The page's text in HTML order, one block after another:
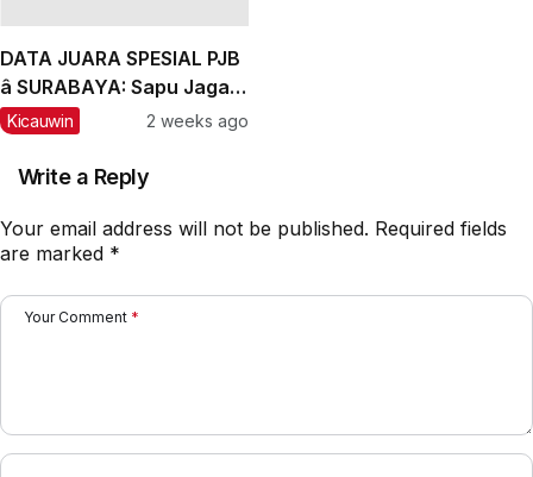
DATA JUARA SPESIAL PJB
â SURABAYA: Sapu Jagad
Nyaris Meraih Hatrik
Kicauwin 2 weeks ago
Write a Reply
Your email address will not be published. Required fields
are marked *
Your Comment *